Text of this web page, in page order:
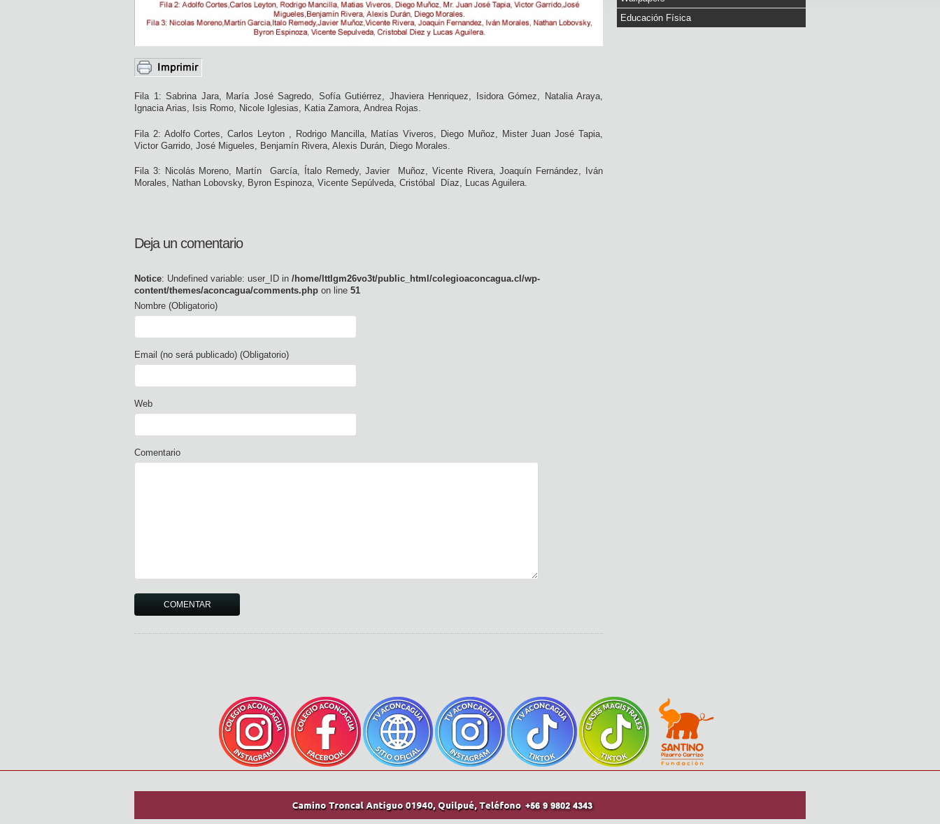
Fila 1: Sabrina Jara, María José Sagredo, Sofía Gutiérrez, Jhaviera Henriquez, Isidora Gómez, Natalia Araya,
Ignacia Arias, Isis Romo, Nicole Iglesias, Katia Zamora, Andrea Rojas.
Fila 2: Adolfo Cortes, Carlos Leyton , Rodrigo Mancilla, Matías Viveros, Diego Muñoz, Mister Juan José Tapia,
Victor Garrido, José Migueles, Benjamín Rivera, Alexis Durán, Diego Morales.
Fila 3: Nicolás Moreno, Martín García, Ítalo Remedy, Javier Muñoz, Vicente Rivera, Joaquín Fernández, Iván
Morales, Nathan Lobovsky, Byron Espinoza, Vicente Sepúlveda, Cristóbal Díaz, Lucas Aguilera.
Deja un comentario
Notice: Undefined variable: user_ID in /home/lttlgm26vo3t/public_html/colegioaconcagua.cl/wp-
content/themes/aconcagua/comments.php on line 51
Nombre (Obligatorio)
Email (no será publicado) (Obligatorio)
Web
Comentario
Educación Física